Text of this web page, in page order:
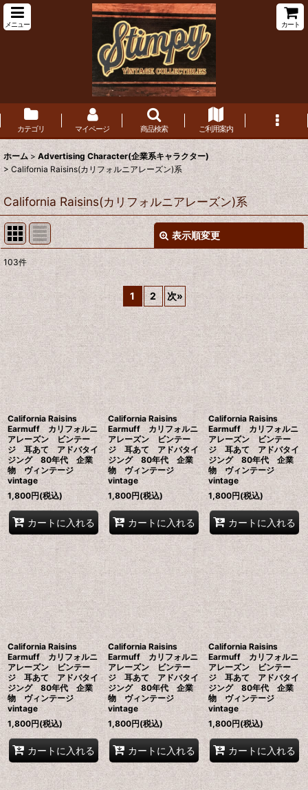
メニュー カート
カテゴリ マイページ 商品検索 ご利用案内
ホーム > Advertising Character(企業系キャラクター)
> California Raisins(カリフォルニアレーズン)系
California Raisins(カリフォルニアレーズン)系
表示順変更
表示数 :
在庫あり
並び順
絞り込む
103件
1 2 次»
California Raisins
Earmuff カリフォルニ
アレーズン ビンテー
ジ 耳あて アドバタイ
ジング 80年代 企業
物 ヴィンテージ
vintage
1,800円(税込)
カートに入れる
California Raisins
Earmuff カリフォルニ
アレーズン ビンテー
ジ 耳あて アドバタイ
ジング 80年代 企業
物 ヴィンテージ
vintage
1,800円(税込)
カートに入れる
California Raisins
Earmuff カリフォルニ
アレーズン ビンテー
ジ 耳あて アドバタイ
ジング 80年代 企業
物 ヴィンテージ
vintage
1,800円(税込)
カートに入れる
California Raisins
Earmuff カリフォルニ
アレーズン ビンテー
ジ 耳あて アドバタイ
ジング 80年代 企業
物 ヴィンテージ
vintage
1,800円(税込)
カートに入れる
California Raisins
Earmuff カリフォルニ
アレーズン ビンテー
ジ 耳あて アドバタイ
ジング 80年代 企業
物 ヴィンテージ
vintage
1,800円(税込)
カートに入れる
California Raisins
Earmuff カリフォルニ
アレーズン ビンテー
ジ 耳あて アドバタイ
ジング 80年代 企業
物 ヴィンテージ
vintage
1,800円(税込)
カートに入れる